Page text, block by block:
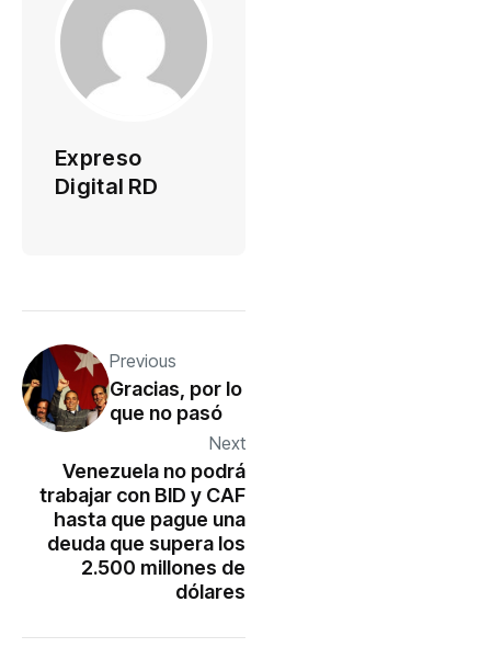
Expreso
Digital RD
Previous
Gracias, por lo
que no pasó
Next
Venezuela no podrá
trabajar con BID y CAF
hasta que pague una
deuda que supera los
2.500 millones de
dólares